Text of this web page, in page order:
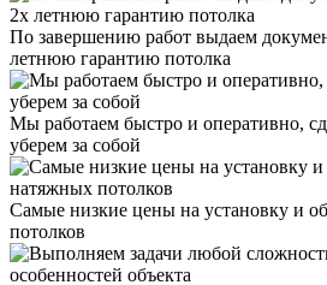
По завершению работ выдаем
летнюю гарантию потолка
Мы работаем быстро и оперативно,
уберем за собой
Самые низкие цены на установку и
потолков